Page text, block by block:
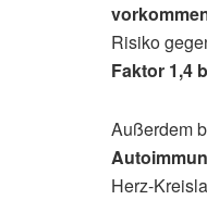
Risiko
Faktor 1,4
Außerdem
Herz-